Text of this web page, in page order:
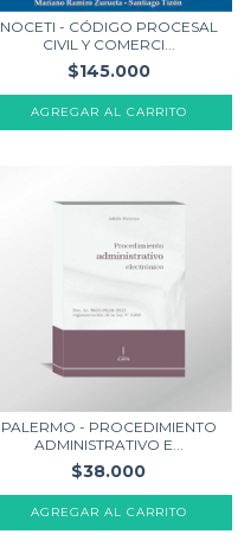
NOCETI - CÓDIGO PROCESAL
CIVIL Y COMERCI...
$145.000
PALERMO - PROCEDIMIENTO
ADMINISTRATIVO E...
$38.000